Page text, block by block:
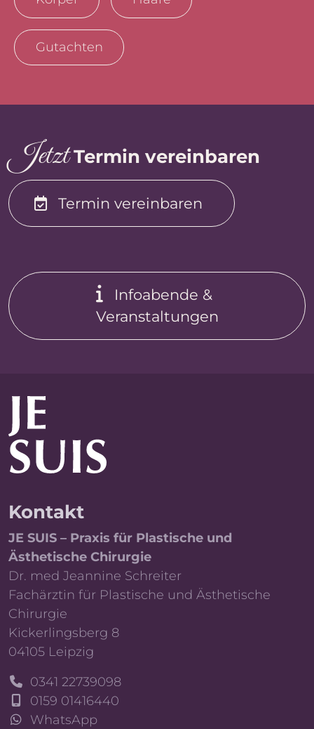
Gutachten
JetztTermin vereinbaren
Termin vereinbaren
Infoabende &
Veranstaltungen
Kontakt
JE SUIS – Praxis für Plastische und
Ästhetische Chirurgie
Dr. med Jeannine Schreiter
Fachärztin für Plastische und Ästhetische
Chirurgie
Kickerlingsberg 8
04105 Leipzig
0341 22739098
0159 01416440
WhatsApp